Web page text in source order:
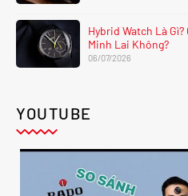
Hybrid Watch Là
Minh Lai Không?
06/07/2026
YOUTUBE